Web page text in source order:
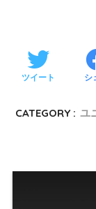
ツイート シ
CATEGORY : ユ